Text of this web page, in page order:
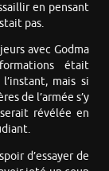
en pensant
pas.
avec Godma
était
mais si
de l’armée s’y
révélée en
d’essayer de